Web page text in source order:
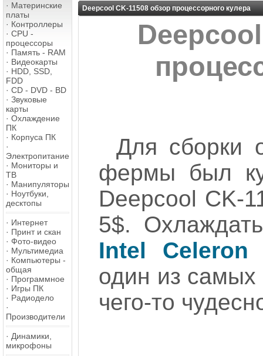
· Материнские
платы
· Контроллеры
· CPU -
процессоры
· Память - RAM
· Видеокарты
· HDD, SSD,
FDD
· CD - DVD - BD
· Звуковые
карты
· Охлаждение
ПК
· Корпуса ПК
·
Электропитание
· Мониторы и
ТВ
· Манипуляторы
· Ноутбуки,
десктопы
· Интернет
· Принт и скан
· Фото-видео
· Мультимедиа
· Компьютеры -
общая
· Программное
· Игры ПК
· Радиодело
·
Производители
· Динамики,
микрофоны
Deepcool CK-11508 обзор процессорного кулера
Для сборки
фермы был
Deepcool CK-
5$.
Intel Celeron
один из самых
чего-то